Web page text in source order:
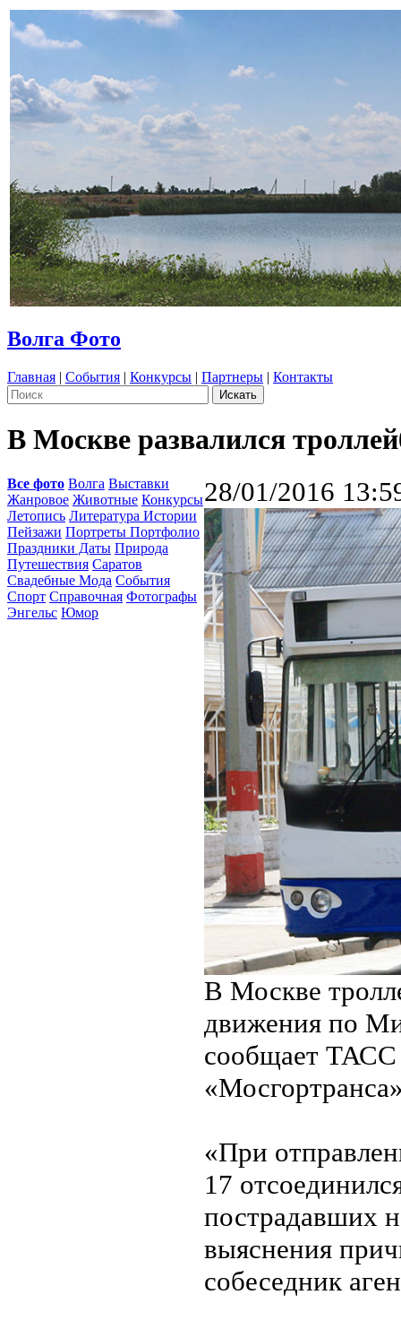
Волга Фото
Главная | События | Конкурсы | Партнеры | Контакты
В Москве развалился
Все фото Волга Выставки
Жанровое Животные Конкурсы
Летопись Литература Истории
Пейзажи Портреты Портфолио
Праздники Даты Природа
Путешествия Саратов
Свадебные Мода События
Спорт Справочная Фотографы
Энгельс Юмор
28/01/2016
В Москве
движения по
сообщает ТАСС
«При
17
пострадавших
выяснения
собеседник